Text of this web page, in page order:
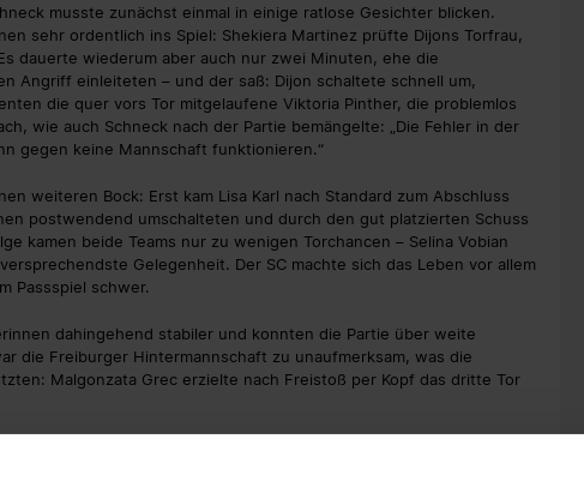
musste zunächst einmal in einige ratlose Gesichter blicken.
sehr ordentlich ins Spiel: Shekiera Martinez prüfte Dijons Torfrau,
dauerte wiederum aber auch nur zwei Minuten, ehe die
Angriff einleiteten – und der saß: Dijon schaltete schnell um,
die quer vors Tor mitgelaufene Viktoria Pinther, die problemlos
wie auch Schneck nach der Partie bemängelte: „Die Fehler in der
gegen keine Mannschaft funktionieren.“
weiteren Bock: Erst kam Lisa Karl nach Standard zum Abschluss
postwendend umschalteten und durch den gut platzierten Schuss
kamen beide Teams nur zu wenigen Torchancen – Selina Vobian
Gelegenheit. Der SC machte sich das Leben vor allem
Passspiel schwer.
dahingehend stabiler und konnten die Partie über weite
die Freiburger Hintermannschaft zu unaufmerksam, was die
Malgonzata Grec erzielte nach Freistoß per Kopf das dritte Tor
der Begegnung nicht auf und bemühten sich um den
„In der zweiten Halbzeit hat mehr funktioniert als im ersten